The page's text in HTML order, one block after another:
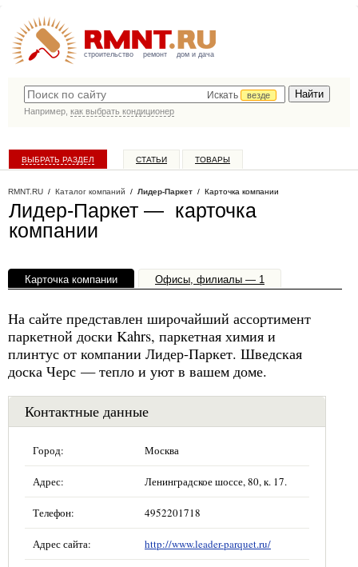
строительство ремонт дом и дача
Искать
везде
Например, как выбрать кондиционер
ВЫБРАТЬ РАЗДЕЛ СТАТЬИ ТОВАРЫ
RMNT.RU / Каталог компаний / Лидер-Паркет / Карточка компании
Лидер-Паркет — карточка
компании
Карточка компании Офисы, филиалы — 1
На сайте представлен широчайший ассортимент
паркетной доски Kahrs, паркетная химия и
плинтус от компании Лидер-Паркет. Шведская
доска Черс — тепло и уют в вашем доме.
Контактные данные
Город: Москва
Адрес: Ленинградское шоссе, 80, к. 17.
Телефон: 4952201718
Адрес сайта: http://www.leader-parquet.ru/